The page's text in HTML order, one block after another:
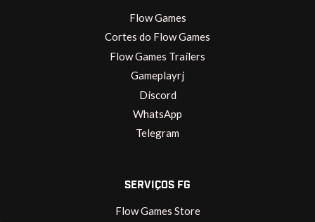
Flow Games
Cortes do Flow Games
Flow Games Trailers
Gameplayrj
Discord
WhatsApp
Telegram
SERVIÇOS FG
Flow Games Store